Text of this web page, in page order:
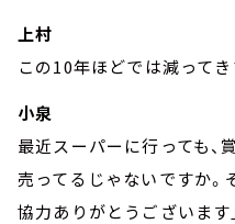
上村
この10年ほどでは減ってき
小泉
最近スーパーに行っても、
売ってるじゃないですか。
協力ありがとうございます